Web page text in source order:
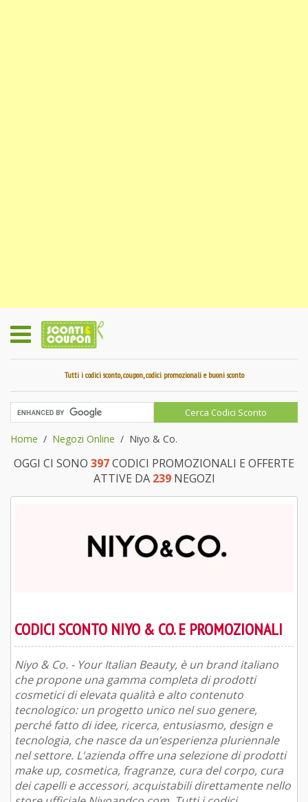
Tutti i codici sconto, coupon, codici promozionali e buoni sconto
Home Negozi Online Niyo & Co.
OGGI CI SONO 397CODICI PROMOZIONALI E OFFERTE
ATTIVE DA 239NEGOZI
CODICI SCONTO NIYO & CO. E PROMOZIONALI
Niyo & Co. - Your Italian Beauty, è un brand italiano
che propone una gamma completa di prodotti
cosmetici di elevata qualità e alto contenuto
tecnologico: un progetto unico nel suo genere,
perché fatto di idee, ricerca, entusiasmo, design e
tecnologia, che nasce da un’esperienza pluriennale
nel settore. L'azienda offre una selezione di prodotti
make up, cosmetica, fragranze, cura del corpo, cura
dei capelli e accessori, acquistabili direttamente nello